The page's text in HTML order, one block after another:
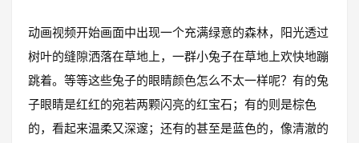
动画视频开始画面中出现一个充满绿意的森林，阳光透过
树叶的缝隙洒落在草地上，一群小兔子在草地上欢快地蹦
跳着。等等这些兔子的眼睛颜色怎么不太一样呢？有的兔
子眼睛是红红的宛若两颗闪亮的红宝石；有的则是棕色
的，看起来温柔又深邃；还有的甚至是蓝色的，像清澈的